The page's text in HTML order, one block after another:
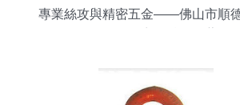
專業絲攻與精密五金——佛山市順